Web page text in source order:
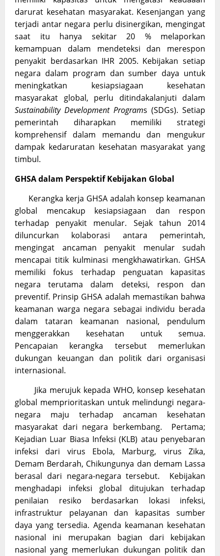
darurat kesehatan masyarakat. Kesenjangan yang
terjadi antar negara perlu disinergikan, mengingat
saat itu hanya sekitar 20 % melaporkan
kemampuan dalam mendeteksi dan merespon
penyakit berdasarkan IHR 2005. Kebijakan setiap
negara dalam program dan sumber daya untuk
meningkatkan kesiapsiagaan kesehatan
masyarakat global, perlu ditindakalanjuti dalam
Sustainability Development Programs (SDGs). Setiap
pemerintah diharapkan memiliki strategi
komprehensif dalam memandu dan mengukur
dampak kedaruratan kesehatan masyarakat yang
timbul.
GHSA dalam Perspektif Kebijakan Global
Kerangka kerja GHSA adalah konsep keamanan
global mencakup kesiapsiagaan dan respon
terhadap penyakit menular. Sejak tahun 2014
diluncurkan kolaborasi antara pemerintah,
mengingat ancaman penyakit menular sudah
mencapai titik kulminasi mengkhawatirkan. GHSA
memiliki fokus terhadap penguatan kapasitas
negara terutama dalam deteksi, respon dan
preventif. Prinsip GHSA adalah memastikan bahwa
keamanan warga negara sebagai individu berada
dalam tataran keamanan nasional, pendulum
menggerakkan kesehatan untuk semua.
Pencapaian kerangka tersebut memerlukan
dukungan keuangan dan politik dari organisasi
internasional.
Jika merujuk kepada WHO, konsep kesehatan
global memprioritaskan untuk melindungi negara-
negara maju terhadap ancaman kesehatan
masyarakat dari negara berkembang. Pertama;
Kejadian Luar Biasa Infeksi (KLB) atau penyebaran
infeksi dari virus Ebola, Marburg, virus Zika,
Demam Berdarah, Chikungunya dan demam Lassa
berasal dari negara-negara tersebut. Kebijakan
menghadapi infeksi global ditujukan terhadap
penilaian resiko berdasarkan lokasi infeksi,
infrastruktur pelayanan dan kapasitas sumber
daya yang tersedia. Agenda keamanan kesehatan
nasional ini merupakan bagian dari kebijakan
nasional yang memerlukan dukungan politik dan